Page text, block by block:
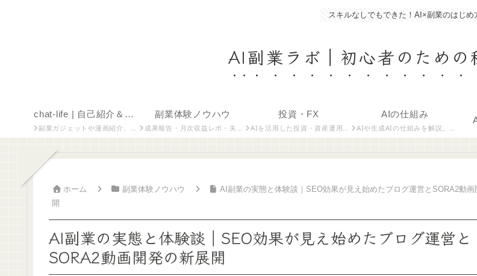
スキルなしでもできた！AI×副業のはじめ
AI副業ラボ｜初心者のための
chat-life | 自己紹介＆ちょっと息抜き
副業ガジェットや漫画紹介、雑記・自己紹介など、気軽に読めるコンテンツを集めたカテゴリです。
副業体験ノウハウ
成果報告・月次収益レポ・失敗談も含めてリアルに
投資・FX
AIを活用した投資・資産運用のノウハウと最新トレンドを解説。生成AIでの分析・情報収集の事例を紹介しています。
AIの仕組み
AIや生成AIの仕組みを解説。機械学習や大規模言語モデルを理解し、実務や副業に活かす知識をまとめています。
ホーム 副業体験ノウハウ
AI副業の実態と体験談｜SEO効果が見え始めたブログ運営とSORA2動画
開
AI副業の実態と体験談｜SEO効果が見え始めたブログ運営と
SORA2動画開発の新展開